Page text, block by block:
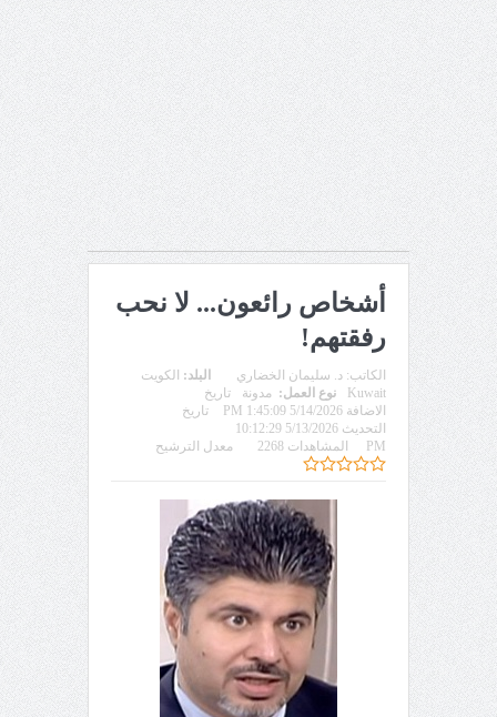
أشخاص رائعون... لا نحب
رفقتهم!
الكاتب: د. سليمان الخضاري البلد: الكويت
Kuwait
نوع العمل: مدونة
تاريخ
الاضافة 5/14/2026 1:45:09 PM
تاريخ
التحديث 5/13/2026 10:12:29
PM
المشاهدات 2268 معدل الترشيح